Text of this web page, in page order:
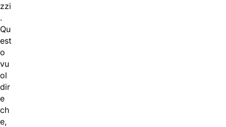
zzi
.
Qu
est
o
vu
ol
dir
e
ch
e,